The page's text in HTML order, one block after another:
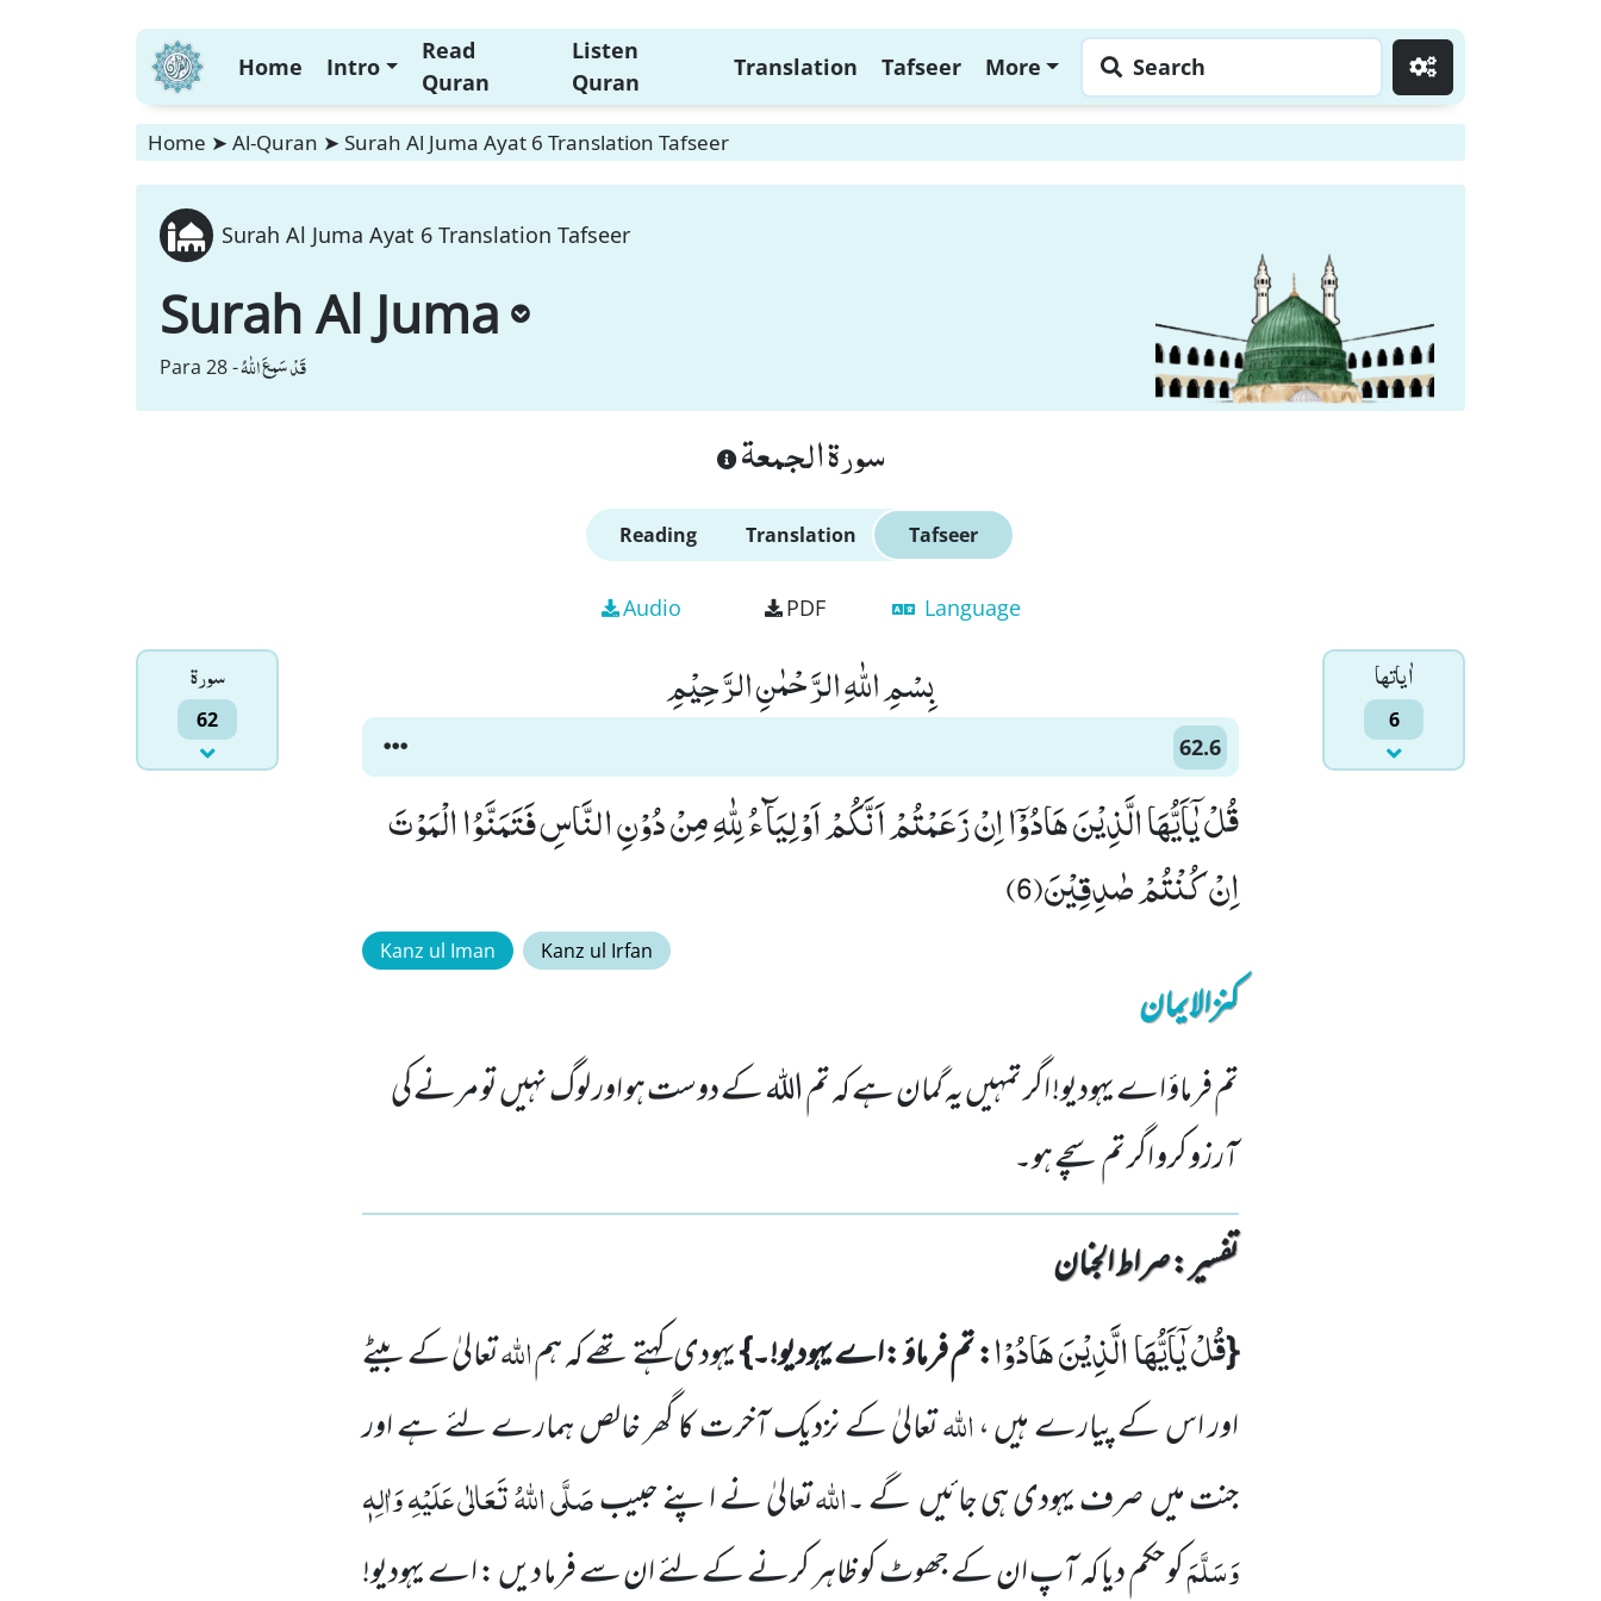
Home Intro
Read
Quran
Listen
Quran
Translation Tafseer More Search
Home ➤ Al-Quran ➤ Surah Al Juma Ayat 6 Translation Tafseer
Surah Al Juma Ayat 6 Translation Tafseer
Surah Al Juma
Para 28 -قَدْ سَمِعَ اللّٰهُ
سورة الجمعة
Reading Translation Tafseer
Audio PDF Language
سورۃ
62
اٰياتها
6
بِسْمِ اللّٰهِ الرَّحْمٰنِ الرَّحِیْمِ
62.6
قُلْ یٰۤاَیُّهَا الَّذِیْنَ هَادُوْۤا اِنْ زَعَمْتُمْ اَنَّكُمْ اَوْلِیَآءُ لِلّٰهِ مِنْ دُوْنِ النَّاسِ فَتَمَنَّوُا الْمَوْتَ
اِنْ كُنْتُمْ صٰدِقِیْنَ(6)
Kanz ul Iman Kanz ul Irfan
کنزالایمان
تم فرماؤ اے یہودیو! اگر تمہیں یہ گمان ہے کہ تم اللہ کے دوست ہو اور لوگ نہیں تو مرنے کی
آرزو کرو اگر تم سچے ہو۔
تفسیر : ‎صراط الجنان
{قُلْ یٰۤاَیُّهَا الَّذِیْنَ هَادُوْا: تم فرماؤ :اے یہودیو!۔}یہودی کہتے تھے کہ ہماللّٰہتعالیٰ کے بیٹے
اور اس کے پیارے ہیں ،اللّٰہتعالیٰ کے نزدیک آخرت کا گھر خالص ہمارے لئے ہے اور
جنت میںصرف یہودی ہی جائیںگے ۔اللّٰہتعالیٰ نے اپنےحبیبصَلَّی اللّٰہُ تَعَالٰی عَلَیْہِ وَاٰلِہٖ
وَسَلَّمَکو حکم دیا کہ آپ ان کے جھوٹ کو ظاہر کرنے کے لئے ان سے فرما دیں : اے یہودیو!